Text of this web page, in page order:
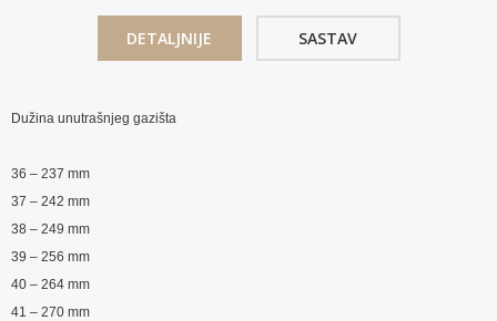
DETALJNIJE SASTAV
Dužina unutrašnjeg gazišta
36 – 237 mm
37 – 242 mm
38 – 249 mm
39 – 256 mm
40 – 264 mm
41 – 270 mm